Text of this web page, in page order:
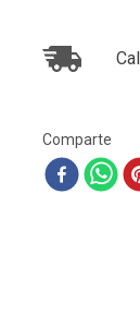
Comparte